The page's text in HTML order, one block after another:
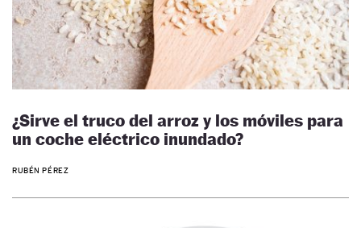
¿Sirve el truco del arroz y los móviles para
un coche eléctrico inundado?
RUBÉN PÉREZ